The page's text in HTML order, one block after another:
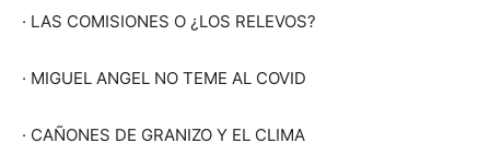
· LAS COMISIONES O ¿LOS RELEVOS?
· MIGUEL ANGEL NO TEME AL COVID
· CAÑONES DE GRANIZO Y EL CLIMA